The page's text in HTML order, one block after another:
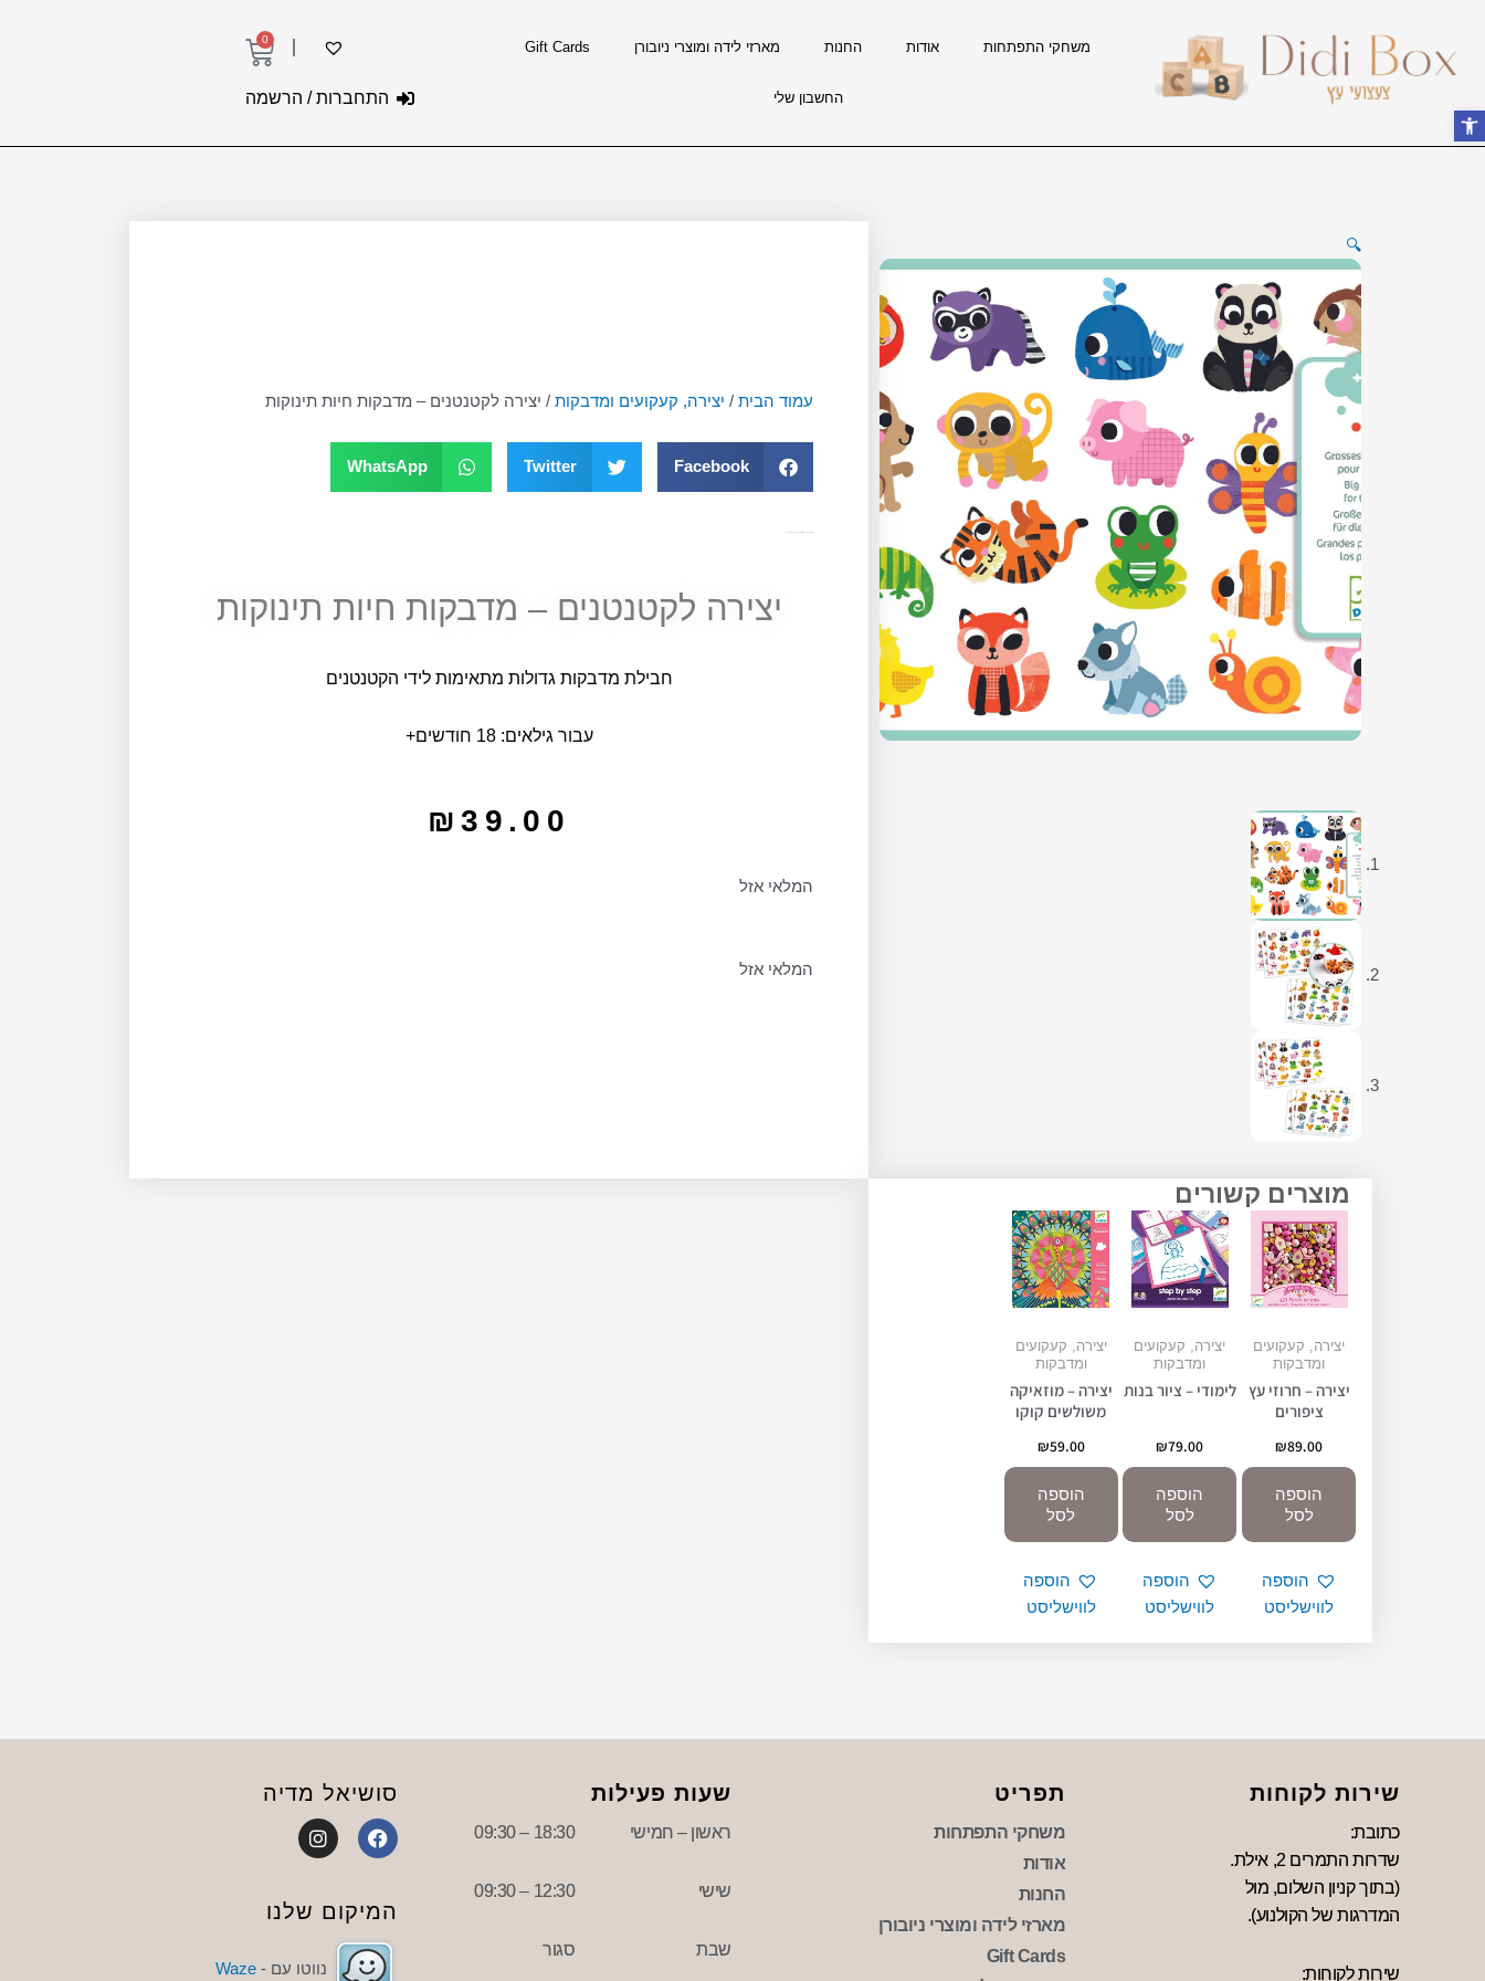
משחקי התפתחות אודות החנות מארזי לידה ומוצרי ניובורן Gift Cards
החשבון שלי התחברות / הרשמה
0
עגלת
🔍
עמוד הבית / יצירה, קעקועים ומדבקות / יצירה לקטנטנים – מדבקות חיות תינוקות
Facebook
Twitter
WhatsApp
יצירה לקטנטנים – מדבקות חיות תינוקות
חבילת מדבקות גדולות מתאימות לידי הקטנטנים
עבור גילאים: 18 חודשים+
₪39.00
המלאי אזל
המלאי אזל
מוצרים קשורים
יצירה, קעקועים
ומדבקות
יצירה – חרוזי עץ
ציפורים
₪89.00
הוספה
לסל
הוספה
לווישליסט
יצירה, קעקועים
ומדבקות
לימודי – ציור בנות
₪79.00
הוספה
לסל
הוספה
לווישליסט
יצירה, קעקועים
ומדבקות
יצירה – מוזאיקה
משולשים קוקו
₪59.00
הוספה
לסל
הוספה
לווישליסט
שירות לקוחות
כתובת:
שדרות התמרים 2, אילת.
(בתוך קניון השלום, מול
המדרגות של הקולנוע).
שירות לקוחות:
תפריט
משחקי התפתחות
אודות
החנות
מארזי לידה ומוצרי ניובורן
Gift Cards
שעות פעילות
ראשון – חמישי
שישי
שבת
18:30 – 09:30
12:30 – 09:30
סגור
סושיאל מדיה
F
a
b
o
o
k
I
n
a
a
המיקום שלנו
נווטו עם -Waze
פתח סרגל נגישות